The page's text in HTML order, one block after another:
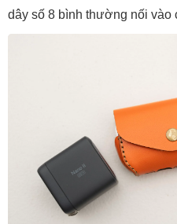
dây số 8 bình thường nối vào